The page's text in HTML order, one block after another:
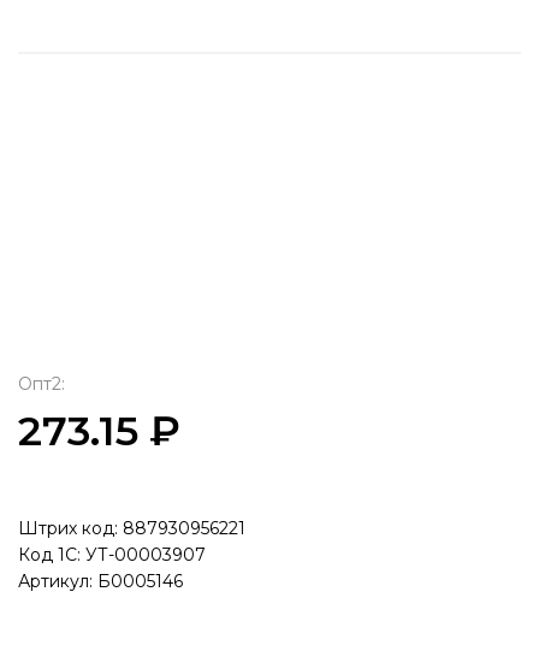
Опт2:
273.15 ₽
Штрих код: 887930956221
Код 1С: УТ-00003907
Артикул: Б0005146